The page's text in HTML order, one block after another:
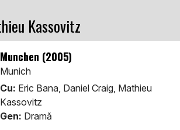
Kassovitz
Munchen (2005)
Munich
Cu: Eric Bana, Daniel Craig, Mathieu
Kassovitz
Gen: Dramă